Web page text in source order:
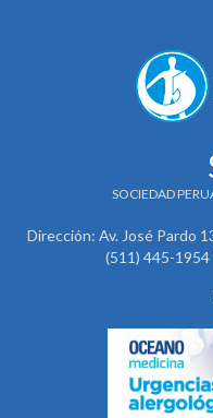
SOCIEDAD
Dirección: Av. José Pardo
(511) 445-